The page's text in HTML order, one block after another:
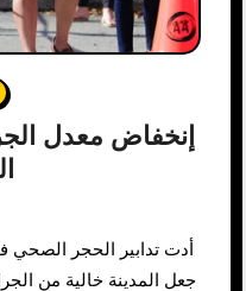
إنخفاض معدل
أدت تدابير الحجر الصحي في امريكا وتحديدا في ميامي الي
جعل المدينة خالية من